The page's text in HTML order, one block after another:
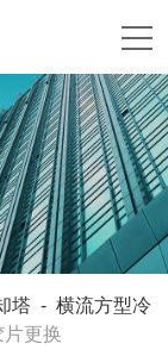
塔 -横流方型冷
更换